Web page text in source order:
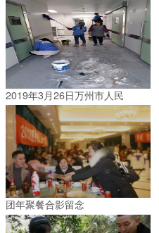
2019年3月26日万州市人民
团年聚餐合影留念